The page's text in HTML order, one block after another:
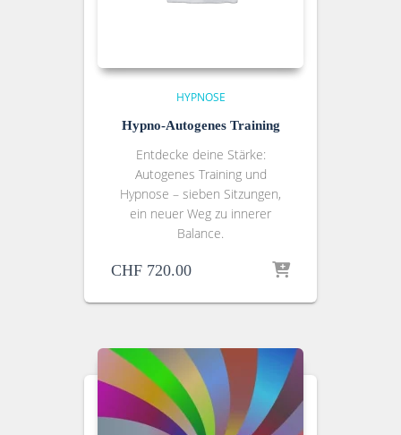
HYPNOSE
Hypno-Autogenes Training
Entdecke deine Stärke:
Autogenes Training und
Hypnose – sieben Sitzungen,
ein neuer Weg zu innerer
Balance.
CHF 720.00